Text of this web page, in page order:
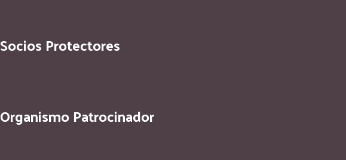
Socios Protectores
Organismo Patrocinador